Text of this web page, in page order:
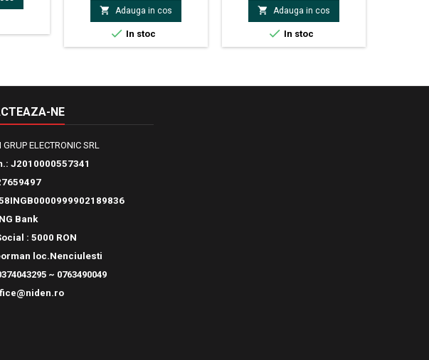
(1% + 2)Curent AC (A): 10A, ±
(1,2% + 3)Rezistenta (Ω): 200Ω /
2kΩ / 20kΩ / 200kΩ / 2MΩ /
20MΩ / 200MΩ, ± (0,8% +
 Adauga in cos
 In stoc
 Adauga in cos
 In stoc
NE
GRUP ELECTRONIC SRL
J2010000557341
Bank
: 5000 RON
loc.Nenciulesti
~ 0763490049